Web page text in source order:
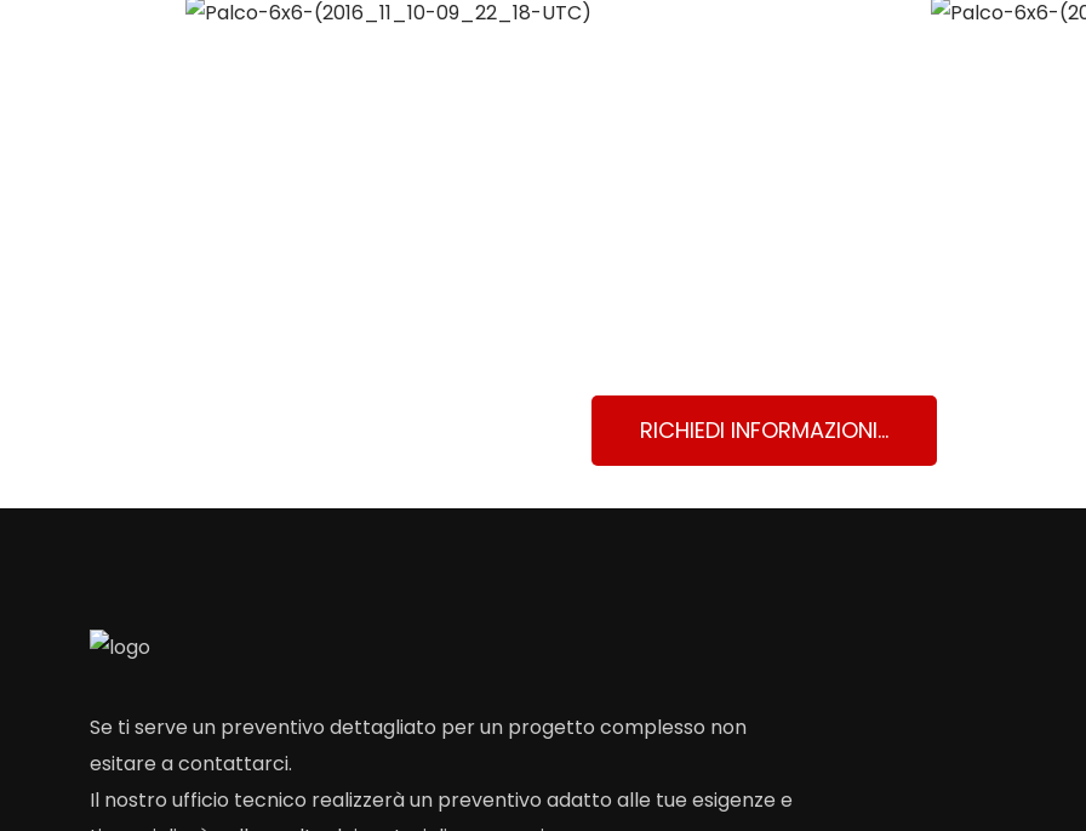
RICHIEDI INFORMAZIONI...
Se ti serve un preventivo dettagliato per un progetto complesso non
esitare a contattarci.
Il nostro ufficio tecnico realizzerà un preventivo adatto alle tue esigenze e